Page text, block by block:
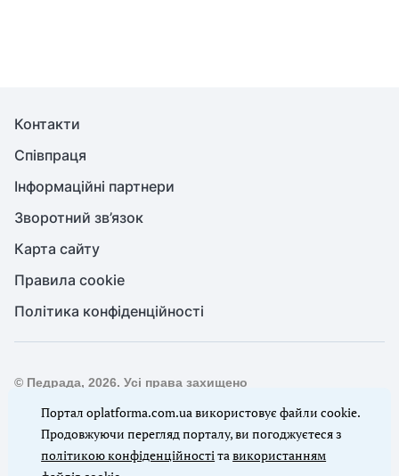
Контакти
Співпраця
Інформаційні партнери
Зворотний зв’язок
Карта сайту
Правила cookie
Політика конфіденційності
© Педрада, 2026. Усі права захищено
Повне або часткове копіювання будь-яких матеріалів сайту,
цитування, публікація їх анотованих оглядів допускаються
лише з письмового дозволу редакції сайту Педрада
Портал oplatforma.com.ua використовує файли cookie.
Продовжуючи перегляд порталу, ви погоджуєтеся з
політикою конфіденційностітавикористанням